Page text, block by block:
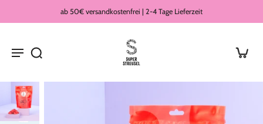
ab 50€ versandkostenfrei | 2-4 Tage Lieferzeit